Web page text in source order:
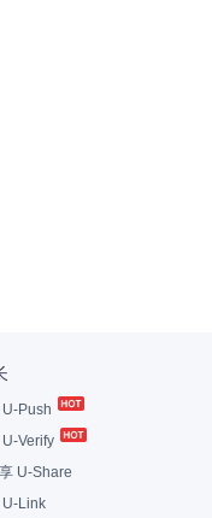
Push
Verify
U-Share
U-Link